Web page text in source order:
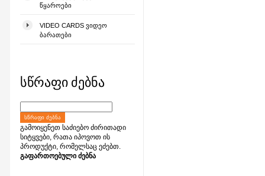
ᲬᲧᲐᲠᲝᲔᲑᲘ
VIDEO CARDS ᲕᲘᲓᲔᲝ
ᲑᲐᲠᲐᲗᲔᲑᲘ
სწრაფი ძებნა
ᲡᲬᲠᲐᲤᲘ ᲫᲔᲑᲜᲐ
გამოიყენეთ საძიებო ძირითადი
სიტყვები, რათა იპოვოთ ის
პროდუქტი, რომელსაც ეძებთ.
გაფართოებული ძებნა